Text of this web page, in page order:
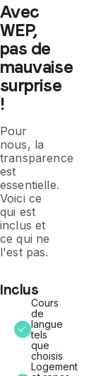
Avec
WEP,
pas de
mauvaise
surprise
!
Pour
nous, la
transparence
est
essentielle.
Voici ce
qui est
inclus et
ce qui ne
l'est pas.
Inclus
Cours
de
langue
tels
que
choisis
Logement